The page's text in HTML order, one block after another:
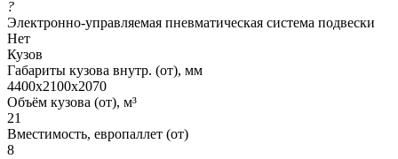
?
Электронно-управляемая пневматическая система подвески
Нет
Кузов
Габариты кузова внутр. (от), мм
4400х2100х2070
Объём кузова (от), м³
21
Вместимость, европаллет (от)
8